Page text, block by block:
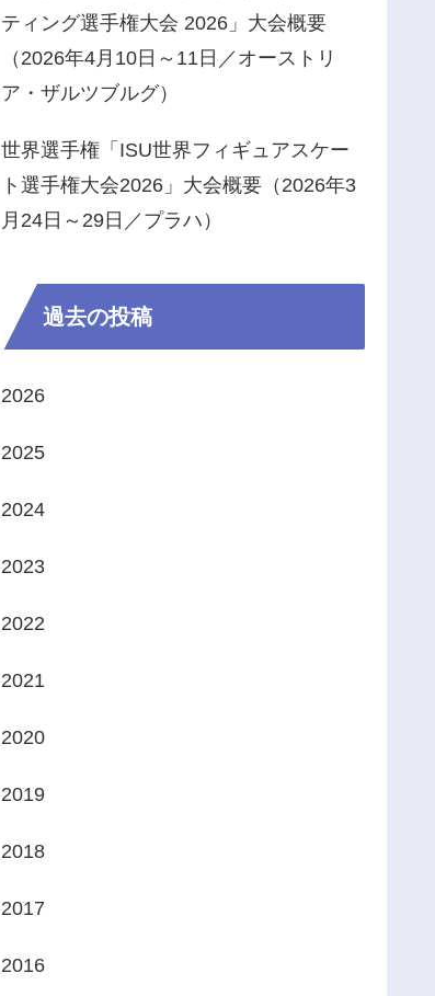
ティング選手権大会 2026」大会概要
（2026年4月10日～11日／オーストリ
ア・ザルツブルグ）
世界選手権「ISU世界フィギュアスケー
ト選手権大会2026」大会概要（2026年3
月24日～29日／プラハ）
過去の投稿
2026
2025
2024
2023
2022
2021
2020
2019
2018
2017
2016